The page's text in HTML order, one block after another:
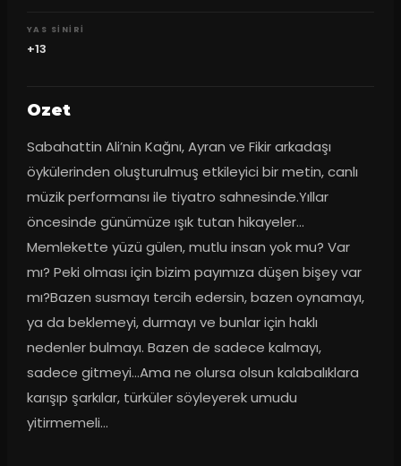
YAS SINIRI
+13
Ozet
Sabahattin Ali’nin Kağnı, Ayran ve Fikir arkadaşı
öykülerinden oluşturulmuş etkileyici bir metin, canlı
müzik performansı ile tiyatro sahnesinde.Yıllar
öncesinde günümüze ışık tutan hikayeler…
Memlekette yüzü gülen, mutlu insan yok mu? Var
mı? Peki olması için bizim payımıza düşen bişey var
mı?Bazen susmayı tercih edersin, bazen oynamayı,
ya da beklemeyi, durmayı ve bunlar için haklı
nedenler bulmayı. Bazen de sadece kalmayı,
sadece gitmeyi…Ama ne olursa olsun kalabalıklara
karışıp şarkılar, türküler söyleyerek umudu
yitirmemeli…